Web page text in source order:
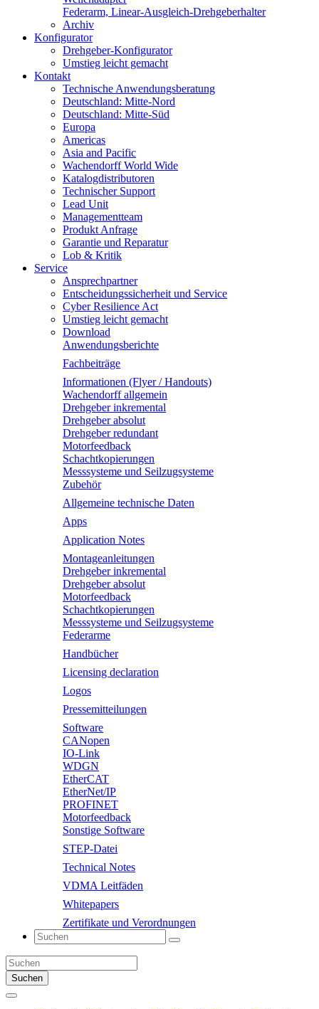
Federarm, Linear-Ausgleich-Drehgeberhalter
Archiv
Konfigurator
Drehgeber-Konfigurator
Umstieg leicht gemacht
Kontakt
Technische Anwendungsberatung
Deutschland: Mitte-Nord
Deutschland: Mitte-Süd
Europa
Americas
Asia and Pacific
Wachendorff World Wide
Katalogdistributoren
Technischer Support
Lead Unit
Managementteam
Produkt Anfrage
Garantie und Reparatur
Lob & Kritik
Service
Ansprechpartner
Entscheidungssicherheit und Service
Cyber Resilience Act
Umstieg leicht gemacht
Download
Anwendungsberichte
Fachbeiträge
Informationen (Flyer / Handouts)
Wachendorff allgemein
Drehgeber inkremental
Drehgeber absolut
Drehgeber redundant
Motorfeedback
Schachtkopierungen
Messsysteme und Seilzugsysteme
Zubehör
Allgemeine technische Daten
Apps
Application Notes
Montageanleitungen
Drehgeber inkremental
Drehgeber absolut
Motorfeedback
Schachtkopierungen
Messsysteme und Seilzugsysteme
Federarme
Handbücher
Licensing declaration
Logos
Pressemitteilungen
Software
CANopen
IO-Link
WDGN
EtherCAT
EtherNet/IP
PROFINET
Motorfeedback
Sonstige Software
STEP-Datei
Technical Notes
VDMA Leitfäden
Whitepapers
Zertifikate und Verordnungen
Suchen